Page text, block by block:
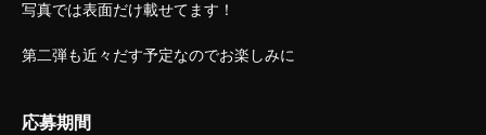
写真では表面だけ載せてます！
第二弾も近々だす予定なのでお楽しみに
応募期間